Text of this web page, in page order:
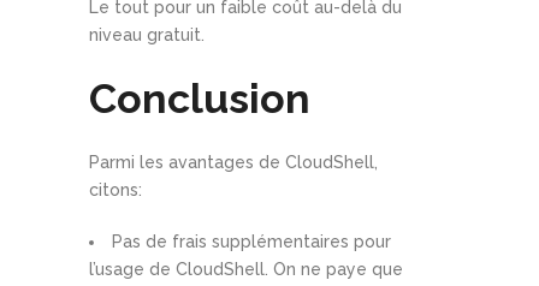
Le tout pour un faible coût au-delà du
niveau gratuit.
Conclusion
Parmi les avantages de CloudShell,
citons:
Pas de frais supplémentaires pour
l’usage de CloudShell. On ne paye que